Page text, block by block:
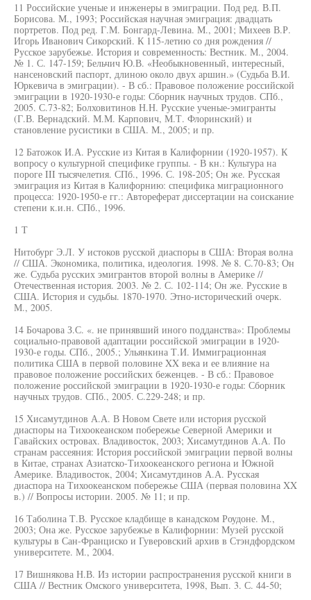
11 Российские ученые и инженеры в эмиграции. Под ред. В.П.
Борисова. М., 1993; Российская научная эмиграция: двадцать
портретов. Под ред. Г.М. Бонгард-Левина. М., 2001; Михеев В.Р.
Игорь Иванович Сикорский. К 115-летию со дня рождения //
Русское зарубежье. История и современность: Вестник. М., 2004.
№ 1. С. 147-159; Бельчич Ю.В. «Необыкновенный, интересный,
нансеновский паспорт, длиною около двух аршин.» (Судьба В.И.
Юркевича в эмиграции). - В сб.: Правовое положение российской
эмиграции в 1920-1930-е годы: Сборник научных трудов. СПб.,
2005. С.73-82; Болховитинов Н.Н. Русские ученые-эмигранты
(Г.В. Вернадский. М.М. Карпович, М.Т. Флоринский) и
становление русистики в США. М., 2005; и пр.
12 Батожок И.А. Русские из Китая в Калифорнии (1920-1957). К
вопросу о культурной специфике группы. - В кн.: Культура на
пороге III тысячелетия. СПб., 1996. С. 198-205; Он же. Русская
эмиграция из Китая в Калифорнию: специфика миграционного
процесса: 1920-1950-е гг.: Автореферат диссертации на соискание
степени к.и.н. СПб., 1996.
1 Т
Нитобург Э.Л. У истоков русской диаспоры в США: Вторая волна
// США. Экономика, политика, идеология. 1998. № 8. С.70-83; Он
же. Судьба русских эмигрантов второй волны в Америке //
Отечественная история. 2003. № 2. С. 102-114; Он же. Русские в
США. История и судьбы. 1870-1970. Этно-исторический очерк.
М., 2005.
14 Бочарова З.С. «. не принявший иного подданства»: Проблемы
социально-правовой адаптации российской эмиграции в 1920-
1930-е годы. СПб., 2005.; Ульянкина Т.И. Иммиграционная
политика США в первой половине XX века и ее влияние на
правовое положение российских беженцев. - В сб.: Правовое
положение российской эмиграции в 1920-1930-е годы: Сборник
научных трудов. СПб., 2005. С.229-248; и пр.
15 Хисамутдинов А.А. В Новом Свете или история русской
диаспоры на Тихоокеанском побережье Северной Америки и
Гавайских островах. Владивосток, 2003; Хисамутдинов А.А. По
странам рассеяния: История российской эмиграции первой волны
в Китае, странах Азиатско-Тихоокеанского региона и Южной
Америке. Владивосток, 2004; Хисамутдинов А.А. Русская
диаспора на Тихоокеанском побережье США (первая половина XX
в.) // Вопросы истории. 2005. № 11; и пр.
16 Таболина Т.В. Русское кладбище в канадском Роудоне. М.,
2003; Она же. Русское зарубежье в Калифорнии: Музей русской
культуры в Сан-Франциско и Гуверовский архив в Стэндфордском
университете. М., 2004.
17 Вишнякова Н.В. Из истории распространения русской книги в
США // Вестник Омского университета, 1998, Вып. 3. С. 44-50;